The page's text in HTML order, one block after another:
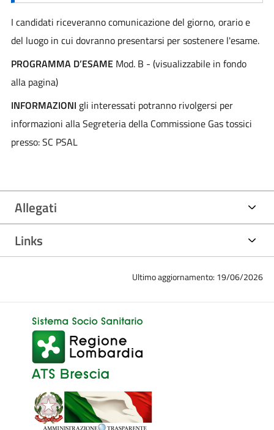
I candidati riceveranno comunicazione del giorno, orario e
del luogo in cui dovranno presentarsi per sostenere l'esame.
PROGRAMMA D’ESAMEMod. B - (visualizzabile in fondo
alla pagina)
INFORMAZIONI gli interessati potranno rivolgersi per
informazioni alla Segreteria della Commissione Gas tossici
presso: SC PSAL
Allegati
Links
Ultimo aggiornamento: 19/06/2026